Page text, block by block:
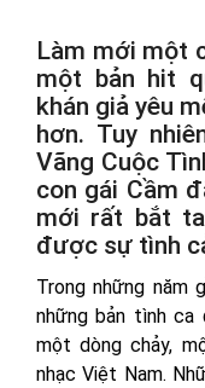
Làm mới một
một bản hit
khán giả yêu
hơn. Tuy
Vãng Cuộc
con gái Cầm
mới rất bắt
được sự tình
Trong những năm
những bản tình
một dòng chảy,
nhạc Việt Nam.